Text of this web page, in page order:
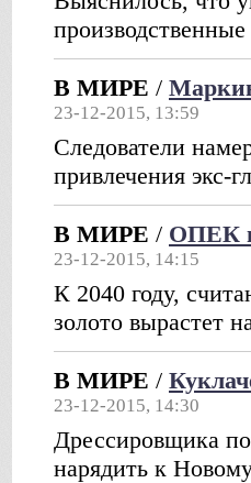
В МИРЕ /
23-12-2015, 13:59
Следователи
привлечения экс-
В МИРЕ / ОПЕК
23-12-2015, 14:15
К 2040 году,
золото вырастет
В МИРЕ /
23-12-2015, 14:30
Дрессировщика
нарядить к